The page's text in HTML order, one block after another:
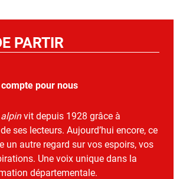
PARTIR
pour nous
vit depuis 1928 grâce à
ses lecteurs. Aujourd’hui encore, ce
un autre regard sur vos espoirs, vos
Une voix unique dans la
départementale.